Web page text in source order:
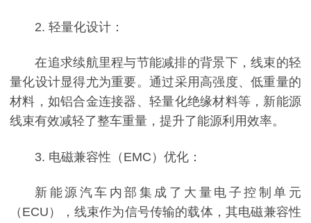
2. 轻量化设计：
在追求续航里程与节能减排的背景下，线束的轻
量化设计显得尤为重要。通过采用高强度、低重量的
材料，如铝合金连接器、轻量化绝缘材料等，新能源
线束有效减轻了整车重量，提升了能源利用效率。
3. 电磁兼容性（EMC）优化：
新能源汽车内部集成了大量电子控制单元
（ECU），线束作为信号传输的载体，其电磁兼容性